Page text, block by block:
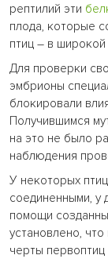
рептилий эти
плода, которые
птиц – в
Для проверки
эмбрионы
блокировали
Получившимся
на это не было
наблюдения
У некоторых
соединенными, у
помощи
установлено, что
черты